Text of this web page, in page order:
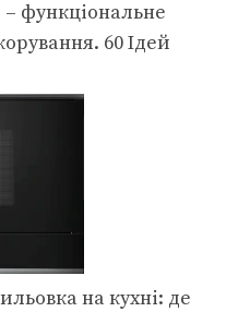
функціональне
60 Ідей
на кухні: де